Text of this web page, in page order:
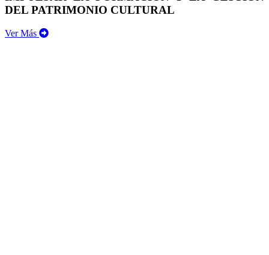
DEL PATRIMONIO CULTURAL
Ver Más